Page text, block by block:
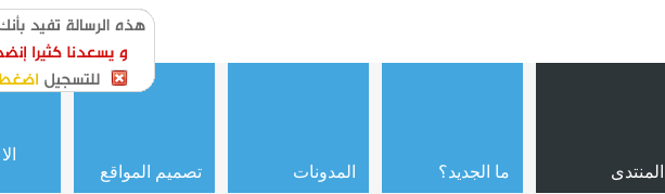
المنتدى ما الجديد؟ المدونات تصميم المواقع